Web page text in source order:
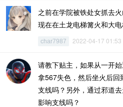
之前在学院被铁处女抓去
现在在土龙电梯篝火和大
char7987 2022-04-17 01:53
请教下贴主，如果从一开
拿567失色，然后坐火后
支线吗？另外，通过邪道
影响支线吗？